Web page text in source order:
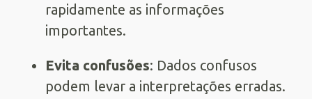
rapidamente as informações
importantes.
Evita confusões: Dados confusos
podem levar a interpretações erradas.